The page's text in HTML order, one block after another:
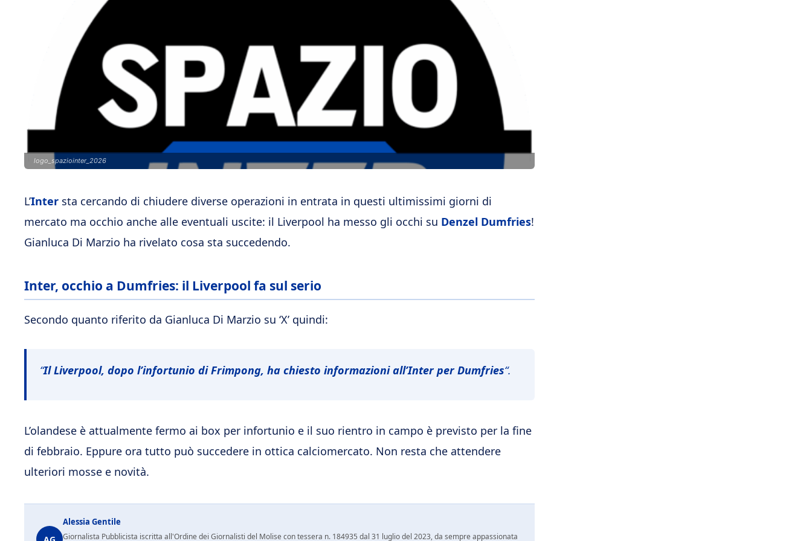
logo_spaziointer_2026
L’Inter sta cercando di chiudere diverse operazioni in entrata in questi ultimissimi giorni di
mercato ma occhio anche alle eventuali uscite: il Liverpool ha messo gli occhi su Denzel Dumfries!
Gianluca Di Marzio ha rivelato cosa sta succedendo.
Inter, occhio a Dumfries: il Liverpool fa sul serio
Secondo quanto riferito da Gianluca Di Marzio su ‘X’ quindi:
“Il Liverpool, dopo l’infortunio di Frimpong, ha chiesto informazioni all’Inter per Dumfries“.
L’olandese è attualmente fermo ai box per infortunio e il suo rientro in campo è previsto per la fine
di febbraio. Eppure ora tutto può succedere in ottica calciomercato. Non resta che attendere
ulteriori mosse e novità.
Alessia Gentile
Giornalista Pubblicista iscritta all'Ordine dei Giornalisti del Molise con tessera n. 184935 dal 31 luglio del 2023, da sempre appassionata